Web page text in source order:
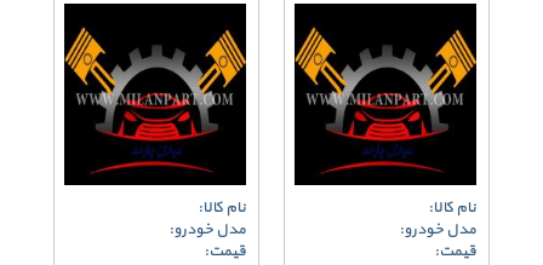
نام کالا:
مدل خودرو:
قیمت:
نام کالا:
مدل خودرو:
قیمت: